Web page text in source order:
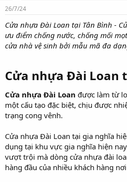
s
t
a
t
e
ầ
26/7/24
Cửa nhựa Đài Loan tại Tân Bình -
ưu điểm chống nước, chống mối
cửa nhà vệ sinh bởi mẫu mã đa
Cửa nhựa Đài Loan
Cửa nhựa Đài Loan được làm từ
một cấu tạo đặc biệt, chịu được
trạng cong vênh.
Cửa nhựa Đài Loan tại gia nghĩa
dụng tại khu vực gia nghĩa hiện
vượt trội mà dòng cửa nhựa đài
hàng đầu của nhiều khách hàng